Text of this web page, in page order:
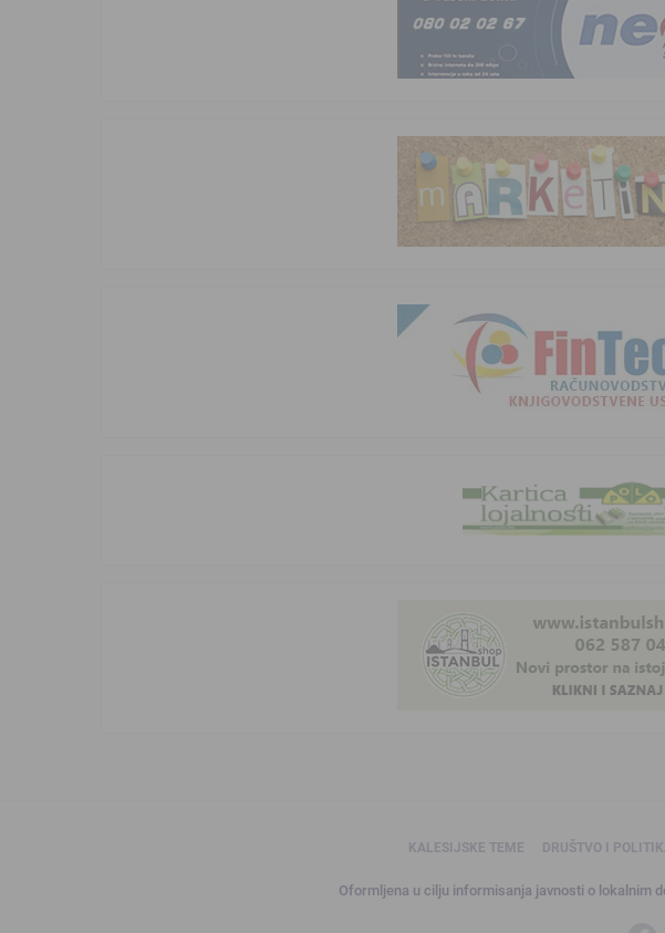
KALESIJSKE TEME DRUŠTVO I
Oformljena u cilju informisanja javnosti o lokalnim